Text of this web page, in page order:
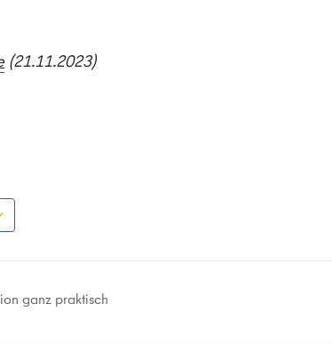
(21.11.2023)
ganz praktisch